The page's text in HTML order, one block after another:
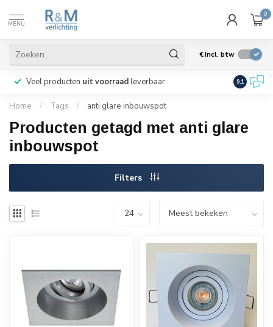
MENU
0
€Incl. btw
Veel producten uit voorraadleverbaar Wij
9.1
Home / Tags / anti glare inbouwspot
Producten getagd met anti glare
inbouwspot
Filters